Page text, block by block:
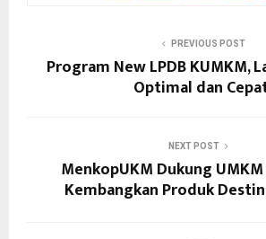
PREVIOUS POST
Program New LPDB KUMKM,
Optimal dan
NEXT POST
MenkopUKM Dukung
Kembangkan Produk